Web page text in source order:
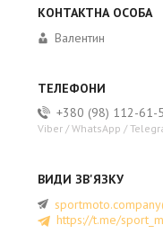
Валентин
+380 (98) 112-61-
Viber / WhatsApp /
https://t.me/